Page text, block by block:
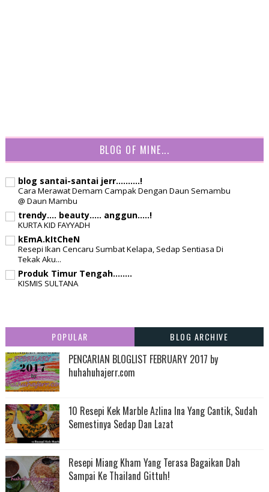
BLOG OF MINE...
blog santai-santai jerr..........!
Cara Merawat Demam Campak Dengan Daun Semambu
@ Daun Mambu
trendy.... beauty..... anggun.....!
KURTA KID FAYYADH
kEmA.kItCheN
Resepi Ikan Cencaru Sumbat Kelapa, Sedap Sentiasa Di
Tekak Aku...
Produk Timur Tengah........
KISMIS SULTANA
POPULAR BLOG ARCHIVE
PENCARIAN BLOGLIST FEBRUARY 2017 by
huhahuhajerr.com
10 Resepi Kek Marble Azlina Ina Yang Cantik, Sudah
Semestinya Sedap Dan Lazat
Resepi Miang Kham Yang Terasa Bagaikan Dah
Sampai Ke Thailand Gittuh!